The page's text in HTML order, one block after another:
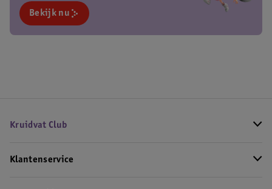
Bekijk nu
Kruidvat Club
Klantenservice